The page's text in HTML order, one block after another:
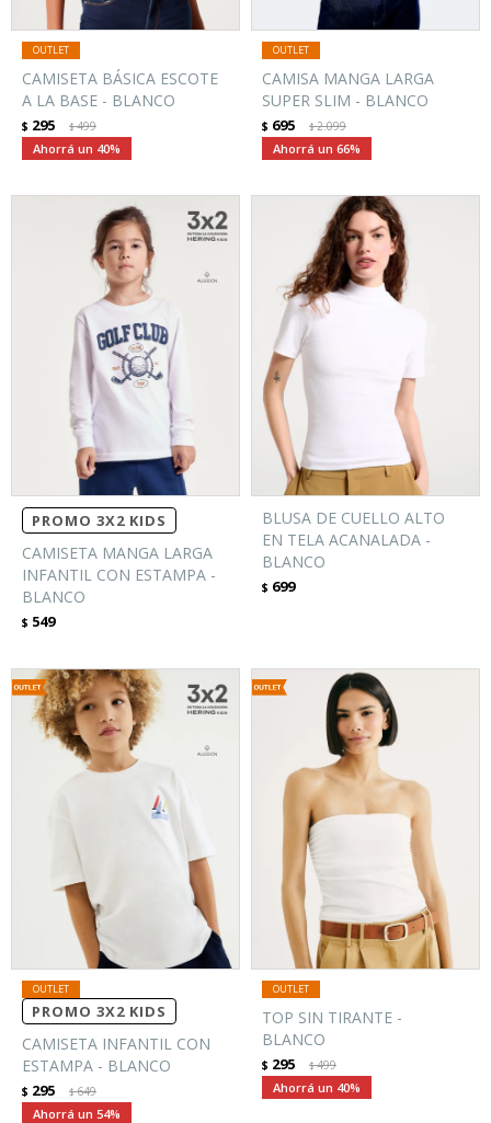
CAMISETA BÁSICA ESCOTE
A LA BASE - BLANCO
$ 295 $499
40
CAMISA MANGA LARGA
SUPER SLIM - BLANCO
$ 695 $2.099
66
PROMO 3X2 KIDS
CAMISETA MANGA LARGA
INFANTIL CON ESTAMPA -
BLANCO
$ 549
BLUSA DE CUELLO ALTO
EN TELA ACANALADA -
BLANCO
$ 699
PROMO 3X2 KIDS
CAMISETA INFANTIL CON
ESTAMPA - BLANCO
$ 295 $649
54
TOP SIN TIRANTE -
BLANCO
$ 295 $499
40